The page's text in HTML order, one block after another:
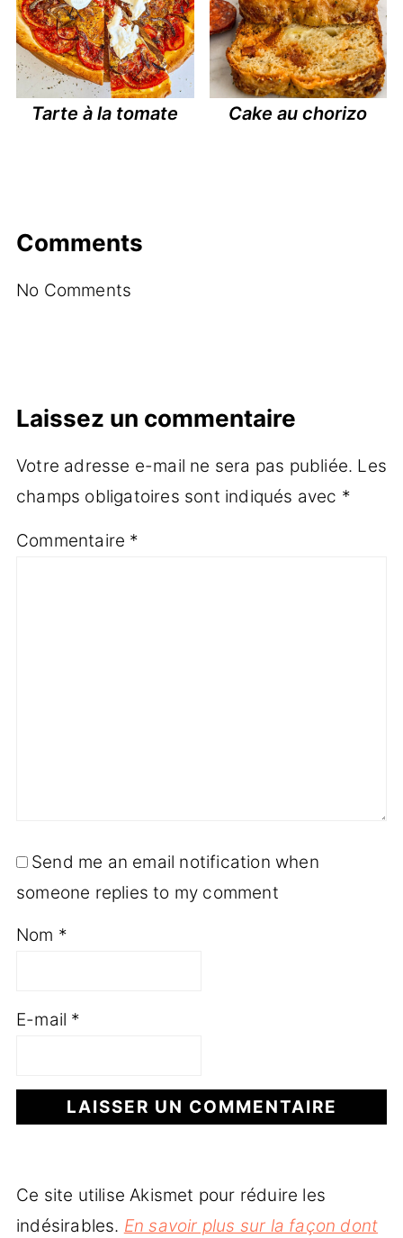
Tarte à la tomate Cake au chorizo
Comments
No Comments
Laissez un commentaire
Votre adresse e-mail ne sera pas publiée. Les
champs obligatoires sont indiqués avec *
Commentaire *
Send me an email notification when
someone replies to my comment
Nom *
E-mail *
Ce site utilise Akismet pour réduire les
indésirables. En savoir plus sur la façon dont